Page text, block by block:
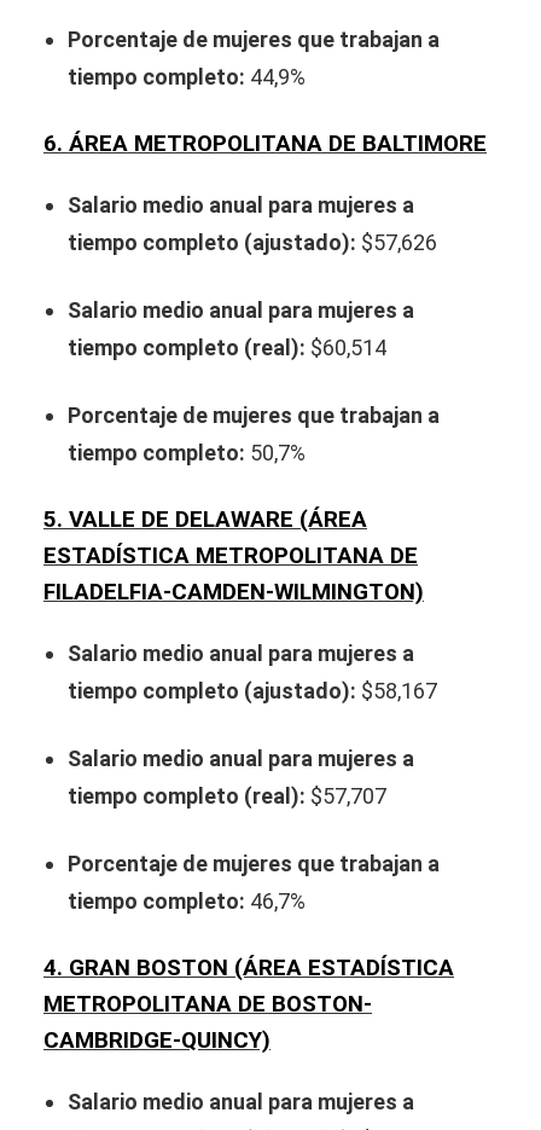
Porcentaje de mujeres que trabajan a
tiempo completo: 44,9%
6. ÁREA METROPOLITANA DE BALTIMORE
Salario medio anual para mujeres a
tiempo completo (ajustado): $57,626
Salario medio anual para mujeres a
tiempo completo (real): $60,514
Porcentaje de mujeres que trabajan a
tiempo completo: 50,7%
5. VALLE DE DELAWARE (ÁREA
ESTADÍSTICA METROPOLITANA DE
FILADELFIA-CAMDEN-WILMINGTON)
Salario medio anual para mujeres a
tiempo completo (ajustado): $58,167
Salario medio anual para mujeres a
tiempo completo (real): $57,707
Porcentaje de mujeres que trabajan a
tiempo completo: 46,7%
4. GRAN BOSTON (ÁREA ESTADÍSTICA
METROPOLITANA DE BOSTON-
CAMBRIDGE-QUINCY)
Salario medio anual para mujeres a